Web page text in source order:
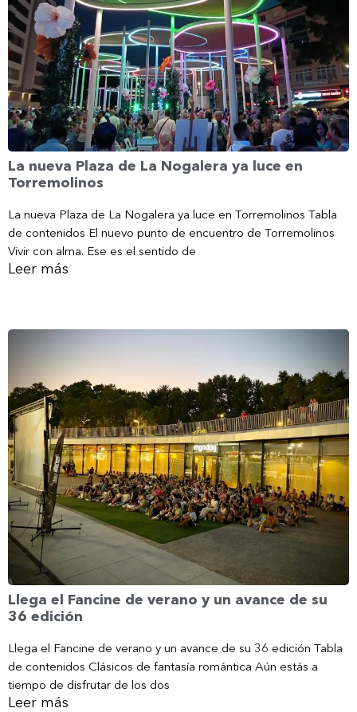
La nueva Plaza de La Nogalera ya luce en
Torremolinos
La nueva Plaza de La Nogalera ya luce en Torremolinos Tabla
de contenidos El nuevo punto de encuentro de Torremolinos
Vivir con alma. Ese es el sentido de
Leer más
Llega el Fancine de verano y un avance de su
36 edición
Llega el Fancine de verano y un avance de su 36 edición Tabla
de contenidos Clásicos de fantasía romántica Aún estás a
tiempo de disfrutar de los dos
Leer más